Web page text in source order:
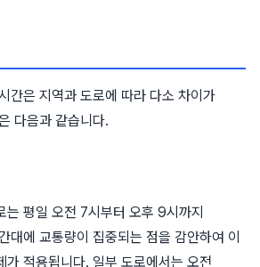
간은 지역과 도로에 따라 다소 차이가
다음과 같습니다.
는 평일 오전 7시부터 오후 9시까지
대에 교통량이 집중되는 점을 감안하여 이
가 적용됩니다. 일부 도로에서는 오전